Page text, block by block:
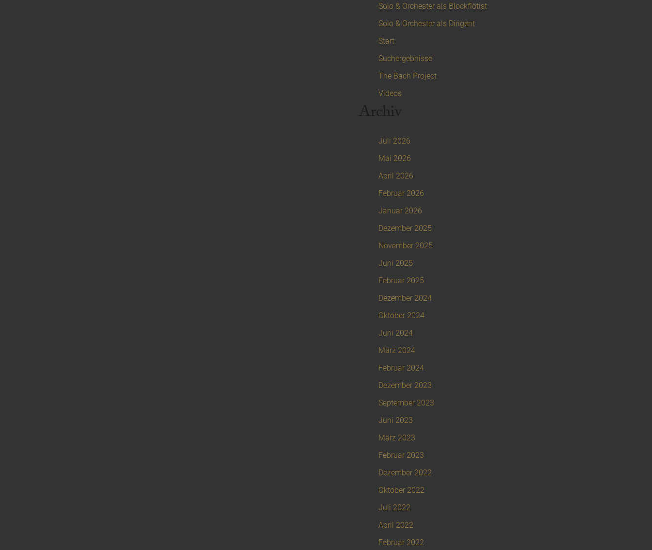
Solo & Orchester als Blockflötist
Solo & Orchester als Dirigent
Start
Suchergebnisse
The Bach Project
Videos
Archiv
Juli 2026
Mai 2026
April 2026
Februar 2026
Januar 2026
Dezember 2025
November 2025
Juni 2025
Februar 2025
Dezember 2024
Oktober 2024
Juni 2024
März 2024
Februar 2024
Dezember 2023
September 2023
Juni 2023
März 2023
Februar 2023
Dezember 2022
Oktober 2022
Juli 2022
April 2022
Februar 2022